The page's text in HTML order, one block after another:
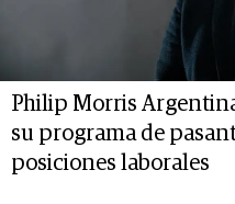
Philip Morris
su programa de
posiciones laborales